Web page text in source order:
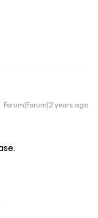
Forum|Forum|2 years ago